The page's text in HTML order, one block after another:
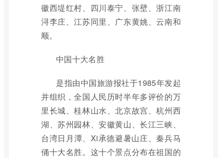
徽西堤红村、四川泰宁、张壁、浙江南
浔李庄、江苏同里、广东黄姚、云南和
顺。
中国十大名胜
是指由中国旅游报社于1985年发起
并组织，全国人民历时半年多评价的万
里长城、桂林山水、北京故宫、杭州西
湖、苏州园林、安徽黄山、长江三峡、
台湾日月潭、Xi承德避暑山庄、秦兵马
俑十大名胜。这十个景点分布在祖国的